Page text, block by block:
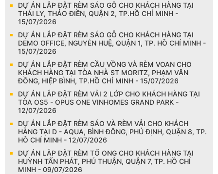
DỰ ÁN LẮP ĐẶT RÈM SÁO GỖ CHO KHÁCH HÀNG TẠI
THÁI LY, THẢO ĐIỀN, QUẬN 2, TP.HỒ CHÍ MINH -
15/07/2026
DỰ ÁN LẮP ĐẶT RÈM SÁO GỖ CHO KHÁCH HÀNG TẠI
DEMO OFFICE, NGUYỄN HUỆ, QUẬN 1, TP. HỒ CHÍ MINH -
15/07/2026
DỰ ÁN LẮP ĐẶT RÈM CẦU VỒNG VÀ RÈM VOAN CHO
KHÁCH HÀNG TẠI TÒA NHÀ ST MORITZ, PHẠM VĂN
ĐỒNG, HIỆP BÌNH, TP.HỒ CHÍ MINH - 15/07/2026
DỰ ÁN LẮP ĐẶT RÈM VẢI 2 LỚP CHO KHÁCH HÀNG TẠI
TÒA OS5 - OPUS ONE VINHOMES GRAND PARK -
12/07/2026
DỰ ÁN LẮP ĐẶT RÈM SÁO VÀ RÈM VẢI CHO KHÁCH
HÀNG TẠI D - AQUA, BÌNH ĐÔNG, PHÚ ĐỊNH, QUẬN 8, TP.
HỒ CHÍ MINH - 12/07/2026
DỰ ÁN LẮP ĐẶT RÈM TỔ ONG CHO KHÁCH HÀNG TẠI
HUỲNH TẤN PHÁT, PHÚ THUẬN, QUẬN 7, TP. HỒ CHÍ
MINH - 09/07/2026